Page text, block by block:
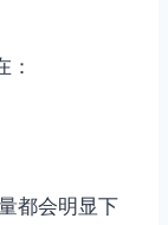
：
都会明显下